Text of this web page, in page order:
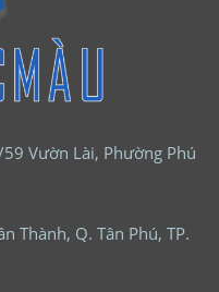
Vườn Lài, Phường Phú
Thành, Q. Tân Phú, TP.